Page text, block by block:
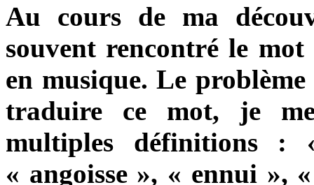
Au cours de ma
souvent rencontré le mot
en musique. Le
traduire ce mot, je
multiples définitions :
« angoisse », « ennui »,